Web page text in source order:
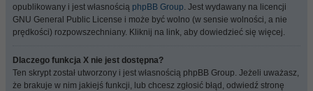
opublikowany i jest własnością phpBB Group. Jest wydawany na licencji
GNU General Public License i może być wolno (w sensie wolności, a nie
prędkości) rozpowszechniany. Kliknij na link, aby dowiedzieć się więcej.
Dlaczego funkcja X nie jest dostępna?
Ten skrypt został utworzony i jest własnością phpBB Group. Jeżeli uważasz,
że brakuje w nim jakiejś funkcji, lub chcesz zgłosić błąd, odwiedź stronę